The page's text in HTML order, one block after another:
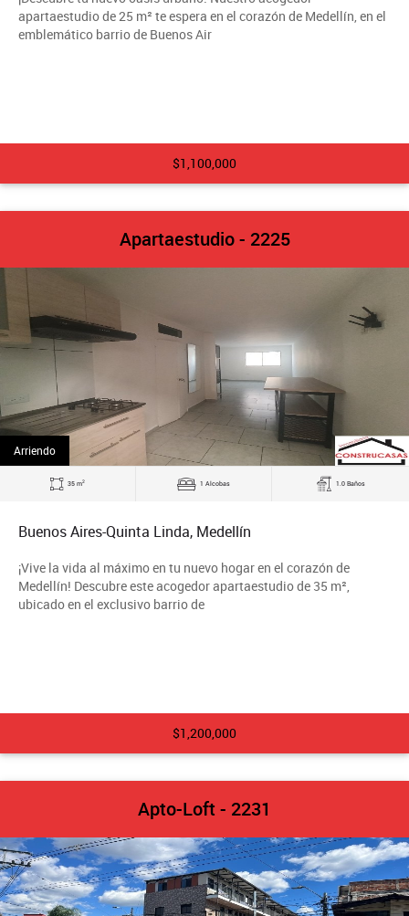
apartaestudio de 25 m² te espera en el corazón de Medellín, en el
emblemático barrio de Buenos Air
$1,100,000
Apartaestudio - 2225
Arriendo
35 m2 1 Alcobas 1.0 Baños
Buenos Aires-Quinta Linda, Medellín
¡Vive la vida al máximo en tu nuevo hogar en el corazón de
Medellín! Descubre este acogedor apartaestudio de 35 m²,
ubicado en el exclusivo barrio de
$1,200,000
Apto-Loft - 2231